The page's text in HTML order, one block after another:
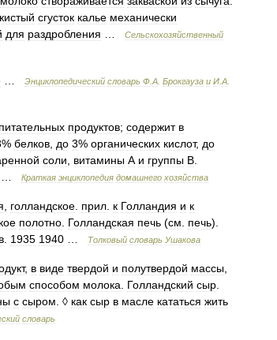
сгусток калье механически
для раздробления
Сельскохозяйственный
Энциклопедический словарь Ф А Брокгауза и И А
питательных продуктов; содержит в
% белков до 3% органических кислот, до
соли витамины А и группы В
Краткая энциклопедия домашнего хозяйства
голландское прил к Голландия и к
полотно Голландская печь (см печь).
1935 1940 Толковый словарь Ушакова
, в виде твердой и полутвердой массы
способом молока Голландский сыр
с сыром . ◊ как сыр в масле кататься жить
словарь